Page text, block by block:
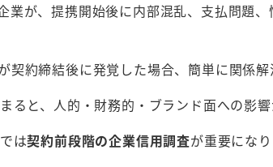
業が、提携開始後に内部混乱、支払問題
契約締結後に発覚した場合、簡単に関係解
ると、人的・財務的・ブランド面への影響
は契約前段階の企業信用調査が重要になり